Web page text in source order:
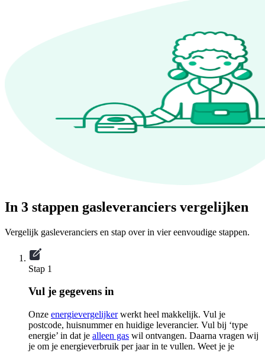
In 3 stappen gasleveranciers vergelijken
Vergelijk gasleveranciers en stap over in vier eenvoudige stappen.
Stap 1
Vul je gegevens in
Onze energievergelijkerwerkt heel makkelijk. Vul je
postcode, huisnummer en huidige leverancier. Vul bij ‘type
energie’ in dat je alleen gas wil ontvangen. Daarna vragen wij
je om je energieverbruik per jaar in te vullen. Weet je je